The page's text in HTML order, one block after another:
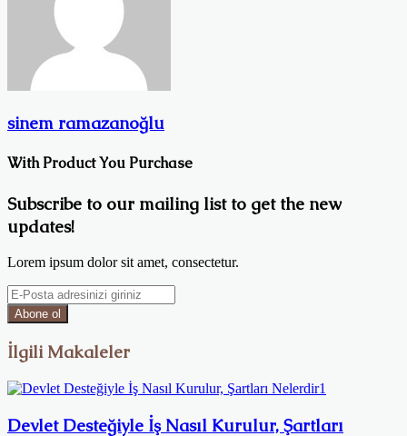
sinem ramazanoğlu
With Product You Purchase
Subscribe to our mailing list to get the new
updates!
Lorem ipsum dolor sit amet, consectetur.
E-
Posta
adresinizi
giriniz
İlgili Makaleler
Devlet Desteğiyle İş Nasıl Kurulur, Şartları